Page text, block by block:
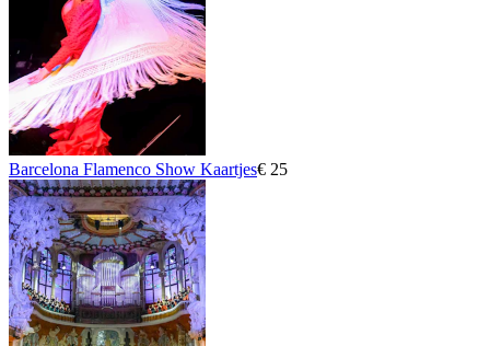
Barcelona Flamenco Show Kaartjes€ 25